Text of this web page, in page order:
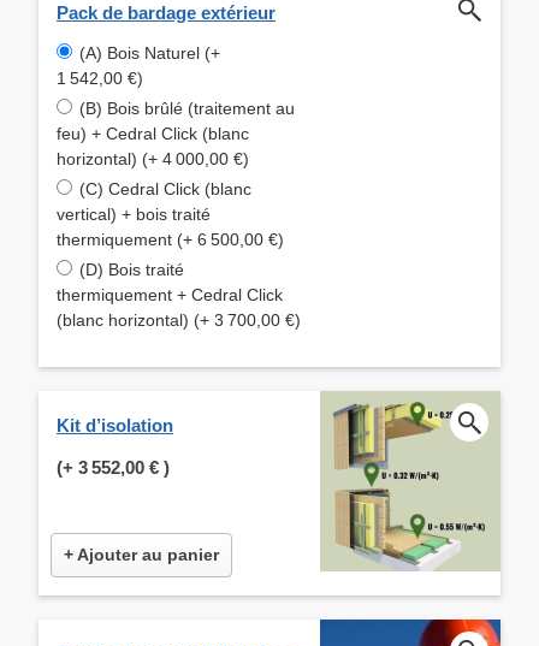
Pack de bardage extérieur
(A) Bois Naturel (+
1 542,00 €)
(B) Bois brûlé (traitement au
feu) + Cedral Click (blanc
horizontal) (+ 4 000,00 €)
(C) Cedral Click (blanc
vertical) + bois traité
thermiquement (+ 6 500,00 €)
(D) Bois traité
thermiquement + Cedral Click
(blanc horizontal) (+ 3 700,00 €)
Kit d’isolation
(+ 3 552,00 € )
+ Ajouter au panier